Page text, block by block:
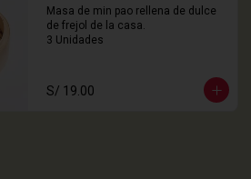
Masa de min pao rellena de dulce
de frejol de la casa.
3 Unidades
S/ 19.00